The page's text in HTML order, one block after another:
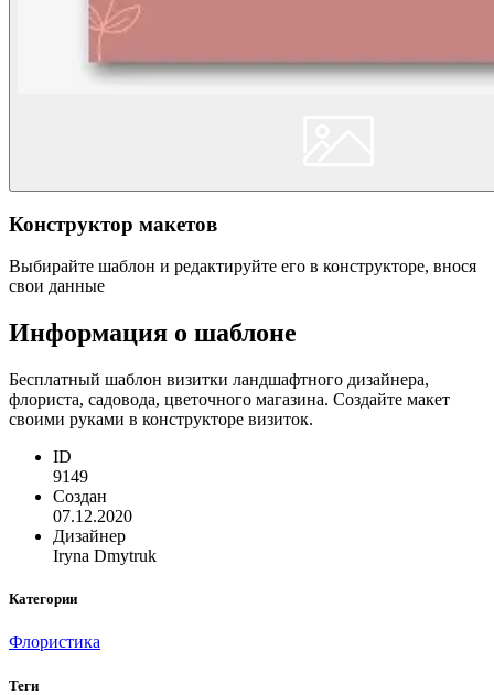
Конструктор макетов
Выбирайте шаблон и редактируйте его в конструкторе, внося
свои данные
Информация о шаблоне
Бесплатный шаблон визитки ландшафтного дизайнера,
флориста, садовода, цветочного магазина. Создайте макет
своими руками в конструкторе визиток.
ID
9149
Создан
07.12.2020
Дизайнер
Iryna Dmytruk
Категории
Флористика
Теги